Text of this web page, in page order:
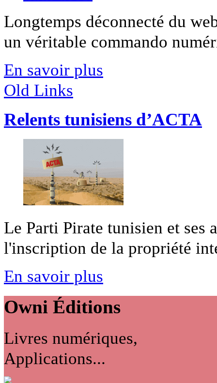
Longtemps déconnecté du
un véritable commando
En savoir plus
Old Links
Relents tunisiens d’ACTA
Le Parti Pirate tunisien et ses
l'inscription de la propriété
En savoir plus
Owni Éditions
Livres numériques,
Applications...